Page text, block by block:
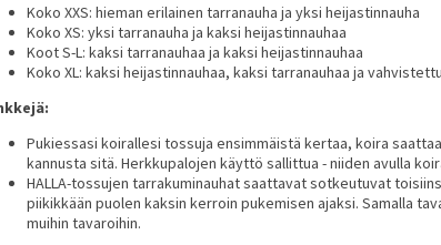
Koko XXS: hieman erilainen tarranauha ja yksi heijastinnauha
Koko XS: yksi tarranauha ja kaksi heijastinnauhaa
Koot S-L: kaksi tarranauhaa ja kaksi heijastinnauhaa
Koko XL: kaksi heijastinnauhaa, kaksi tarranauhaa ja
Pukiessasi koirallesi tossuja ensimmäistä kertaa, koira
kannusta sitä. Herkkupalojen käyttö sallittua - niiden avulla
HALLA-tossujen tarrakuminauhat saattavat sotkeutuvat
piikikkään puolen kaksin kerroin pukemisen ajaksi. Samalla
muihin tavaroihin.